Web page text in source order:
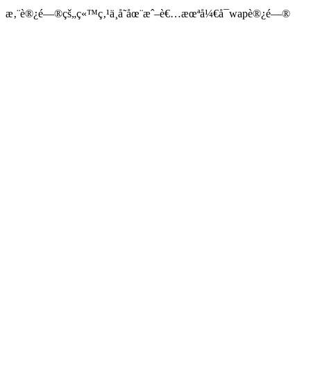
æ‚¨è®¿é—®çš„ç«™ç‚¹ä¸å­˜åœ¨æˆ–è€…æœªå¼€å¯wapè®¿é—®